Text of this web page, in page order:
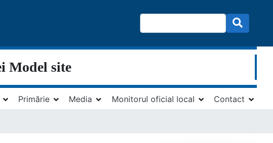
Model site
Primărie Media Monitorul oficial local Contact